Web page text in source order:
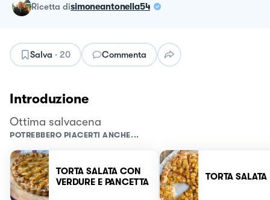
ricetta disimoneantonella54
Salva · 20 Commenta
Introduzione
Ottima salvacena
POTREBBERO PIACERTI ANCHE...
TORTA SALATA CON
VERDURE E PANCETTA
TORTA SALATA